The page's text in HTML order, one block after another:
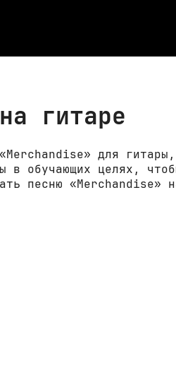
гитаре
для
в обучающих целях,
песню «Merchandise»